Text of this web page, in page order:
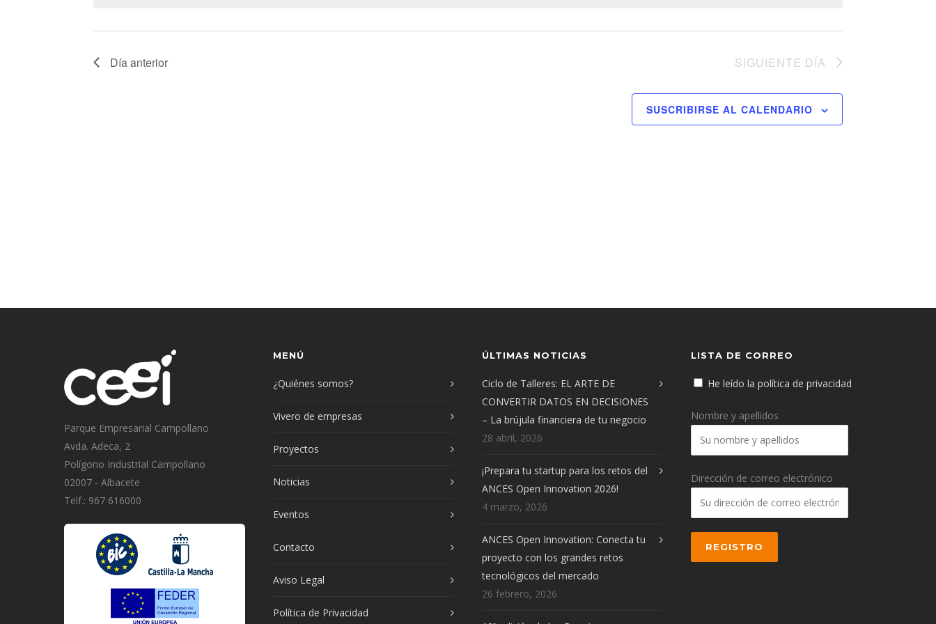
Día anterior SIGUIENTE DÍA
SUSCRIBIRSE AL CALENDARIO
Parque Empresarial Campollano
Avda. Adeca, 2
Polígono Industrial Campollano
02007 - Albacete
Telf.: 967 616000
MENÚ
¿Quiénes somos?
Vivero de empresas
Proyectos
Noticias
Eventos
Contacto
Aviso Legal
Política de Privacidad
ÚLTIMAS NOTICIAS
Ciclo de Talleres: EL ARTE DE
CONVERTIR DATOS EN DECISIONES
– La brújula financiera de tu negocio
28 abril, 2026
¡Prepara tu startup para los retos del
ANCES Open Innovation 2026!
4 marzo, 2026
ANCES Open Innovation: Conecta tu
proyecto con los grandes retos
tecnológicos del mercado
26 febrero, 2026
LISTA DE CORREO
He leído la política de privacidad
Nombre y apellidos
Dirección de correo electrónico